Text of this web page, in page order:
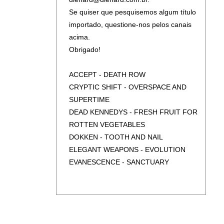
SLAYER - LIVE DECADE OF
AGGRESSION (2CD)
YES - TORMATO
Y&T - BLACK TIGER
YES - 90125
Se quiser que pesquisemos algum título
importado, questione-nos pelos canais
acima.
Obrigado!
ACCEPT - DEATH ROW
CRYPTIC SHIFT - OVERSPACE AND
SUPERTIME
DEAD KENNEDYS - FRESH FRUIT FOR
ROTTEN VEGETABLES
DOKKEN - TOOTH AND NAIL
ELEGANT WEAPONS - EVOLUTION
EVANESCENCE - SANCTUARY